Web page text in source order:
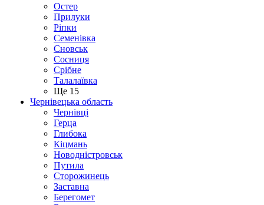
Остер
Прилуки
Ріпки
Семенівка
Сновськ
Сосниця
Срібне
Талалаївка
Ще 15
Чернівецька область
Чернівці
Герца
Глибока
Кіцмань
Новодністровськ
Путила
Сторожинець
Заставна
Берегомет